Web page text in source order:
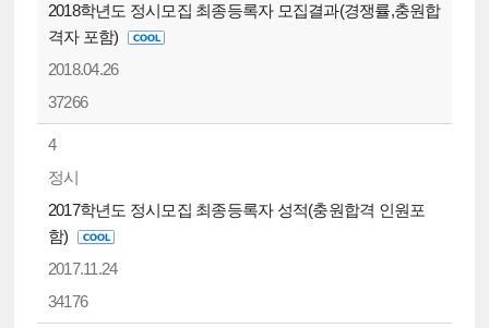
2018학년도 정시모집 최종등록자 모집결과(경쟁률,충원합
격자 포함)
2018.04.26
37266
4
정시
2017학년도 정시모집 최종등록자 성적(충원합격 인원포
함)
2017.11.24
34176